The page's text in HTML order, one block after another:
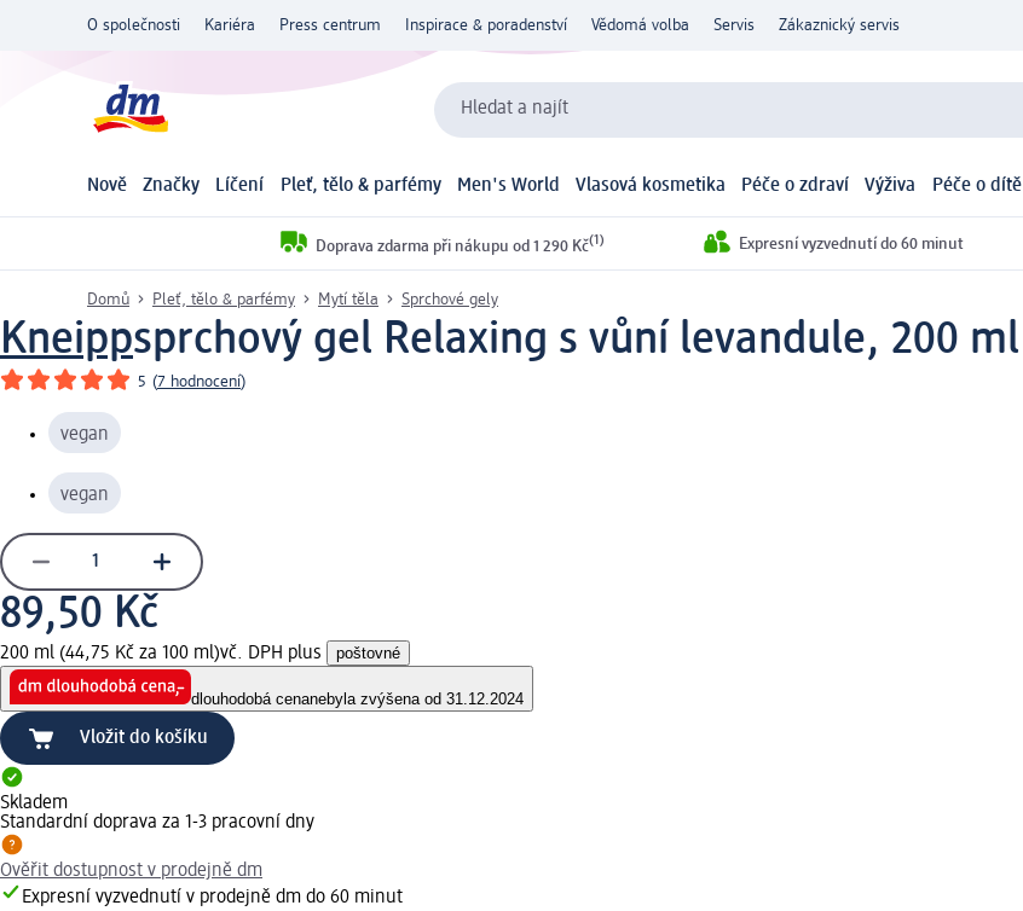
O společnosti Kariéra Press centrum Inspirace & poradenství Vědomá volba Servis Zákaznický servis
Hledat a najít
Nově Značky Líčení Pleť, tělo & parfémy Men's World Vlasová kosmetika Péče o zdraví Výživa Péče o dítě
Doprava zdarma při nákupu od 1 290 Kč(1) Expresní vyzvednutí do 60 minut
Domů Pleť, tělo & parfémy Mytí těla Sprchové gely
Kneippsprchový gel Relaxing s vůní levandule, 200 ml
5 (7 hodnocení)
vegan
vegan
89,50 Kč
200 ml (44,75 Kč za 100 ml)vč. DPH plus poštovné
dlouhodobá cenanebyla zvýšena od 31.12.2024
Vložit do košíku
Skladem
Standardní doprava za 1-3 pracovní dny
Ověřit dostupnost v prodejně dm
Expresní vyzvednutí v prodejně dm do 60 minut